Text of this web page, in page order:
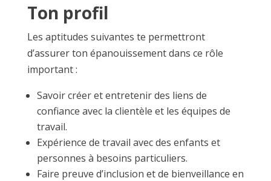
Ton profil
Les aptitudes suivantes te permettront
d’assurer ton épanouissement dans ce rôle
important :
Savoir créer et entretenir des liens de
confiance avec la clientèle et les équipes de
travail.
Expérience de travail avec des enfants et
personnes à besoins particuliers.
Faire preuve d’inclusion et de bienveillance en